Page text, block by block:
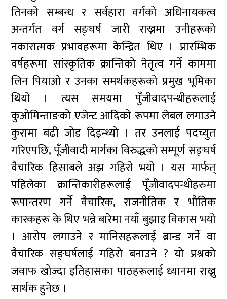
तिनको सम्बन्ध र सर्वहारा वर्गको अधिनायकत्व
अन्तर्गत वर्ग सङ्घर्ष जारी राख्नमा उनीहरूको
नकारात्मक प्रभावहरूमा केन्द्रित थिए । प्रारम्भिक
वर्षहरूमा सांस्कृतिक क्रान्तिको नेतृत्व गर्ने काममा
लिन पियाओ र उनका समर्थकहरूको प्रमुख भूमिका
थियो । त्यस समयमा पुँजीवादपन्थीहरूलाई
कुओमिन्ताङको एजेन्ट आदिको रूपमा लेबल लगाउने
कुरामा बढी जोड दिइन्थ्यो । तर उनलाई पदच्युत
गरिएपछि, पूँजीवादी मार्गका विरुद्धको सम्पूर्ण सङ्घर्ष
वैचारिक हिसाबले अझ गहिरो भयो । यस मार्फत्
पहिलेका क्रान्तिकारीहरूलाई पूँजीवादपन्थीहरुमा
रूपान्तरण गर्ने वैचारिक, राजनीतिक र भौतिक
कारकहरू के थिए भन्ने बारेमा नयाँ बुझाइ विकास भयो
। आरोप लगाउने र मानिसहरूलाई ब्रान्ड गर्ने वा
वैचारिक सङ्घर्षलाई गहिरो बनाउने ? यो प्रश्नको
जवाफ खोज्दा इतिहासका पाठहरूलाई ध्यानमा राख्नु
सार्थक हुनेछ ।